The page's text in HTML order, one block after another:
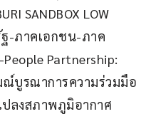
SANDBOX LOW
ฐ-ภาคเอกชน-ภาค
Partnership:
ณ์บูรณาการความร่วมมือ
ปลงสภาพภูมิอากาศ